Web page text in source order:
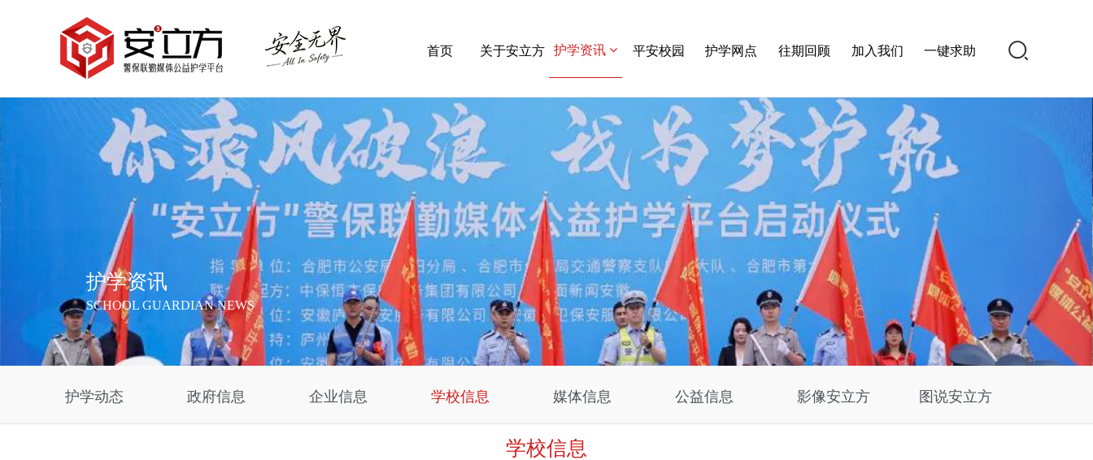
首页 关于安立方 护学资讯 平安校园 护学网点 往期回顾 加入我们 一键求助
护学资讯
SCHOOL GUARDIAN NEWS
护学动态 政府信息 企业信息 学校信息 媒体信息 公益信息 影像安立方 图说安立方
学校信息